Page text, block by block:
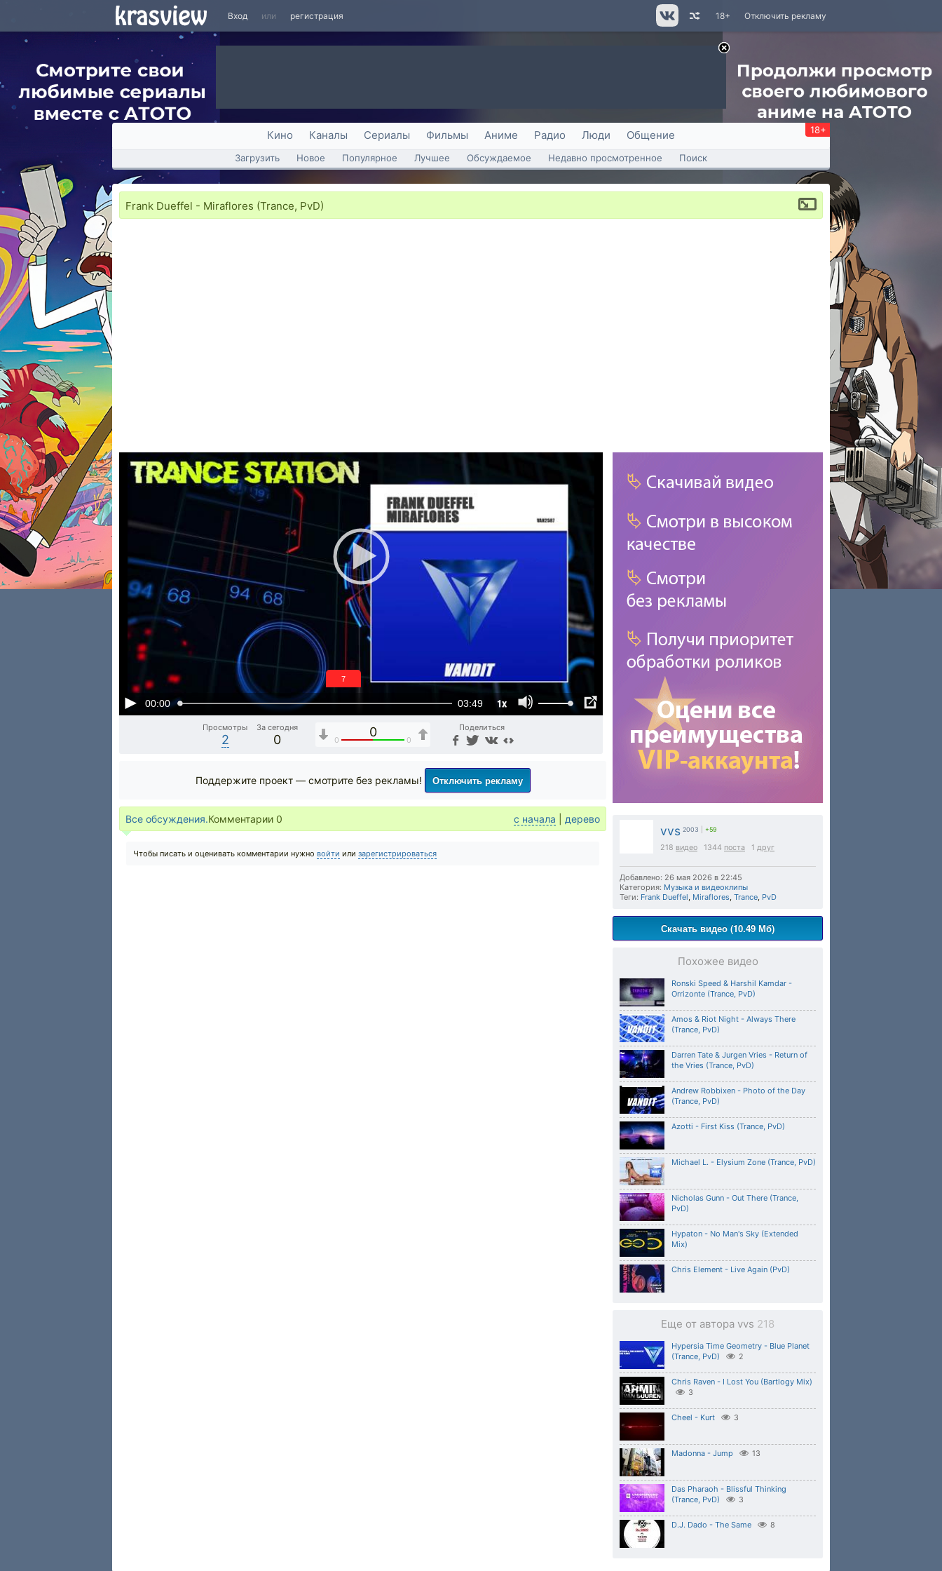
Вход или регистрация Отключить рекламу
18+
Кино Каналы Сериалы Фильмы Аниме Радио Люди Общение 18+
Загрузить Новое Популярное Лучшее Обсуждаемое Недавно просмотренное Поиск
Frank Dueffel - Miraflores (Trance, PvD)
00:00 03:49 1x
6
Просмотры
2
За сегодня
0
0
0 0
Поделиться
vvs 2003 +59
218 видео 1344 поста 1 друг
Добавлено: 26 мая 2026 в 22:45
Категория: Музыка и видеоклипы
Теги: Frank Dueffel, Miraflores, Trance, PvD
Скачать видео (10.49 Мб)
Похожее видео
Ronski Speed & Harshil Kamdar -
Orrizonte (Trance, PvD)
Amos & Riot Night - Always There
(Trance, PvD)
Darren Tate & Jurgen Vries - Return of
the Vries (Trance, PvD)
Andrew Robbixen - Photo of the Day
(Trance, PvD)
Azotti - First Kiss (Trance, PvD)
Michael L. - Elysium Zone (Trance, PvD)
Nicholas Gunn - Out There (Trance,
PvD)
Hypaton - No Man's Sky (Extended
Mix)
Chris Element - Live Again (PvD)
Еще от автора vvs 218
Hypersia Time Geometry - Blue Planet
(Trance, PvD)
2
Chris Raven - I Lost You (Bartlogy Mix)
3
Cheel - Kurt 3
Madonna - Jump 13
Das Pharaoh - Blissful Thinking
(Trance, PvD)
3
D.J. Dado - The Same 8
Поддержите проект — смотрите без рекламы! Отключить рекламу
Все обсуждения.Комментарии 0 с начала дерево
Чтобы писать и оценивать комментарии нужно войти или зарегистрироваться